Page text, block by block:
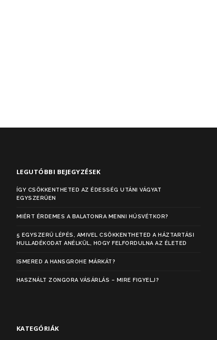
LEGUTÓBBI BEJEGYZÉSEK
ÍGY CSÖKKENTHETED AZ ÉDESSÉG UTÁNI VÁGYAT
EGYSZERŰEN
MIÉRT ÉRDEMES A BALATONRA MENNI HÚSVÉTKOR?
5 EGYSZERŰ LÉPÉS, AMIVEL CSÖKKENTHETED A HÁZTARTÁSI
HULLADÉKODAT ANÉLKÜL, HOGY FELFORDULNA AZ ÉLETED
ISMERED A HANSGROHE MÁRKÁT?
HASZNÁLT ZONGORA VÁSÁRLÁS – MIRE FIGYELJ?
KATEGÓRIÁK